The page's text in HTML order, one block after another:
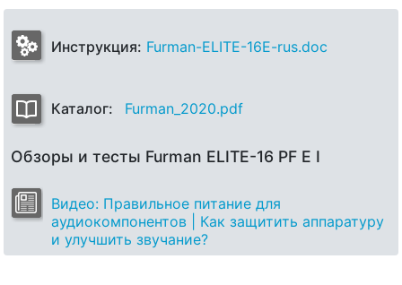
Инструкция: Furman-ELITE-16E-rus.doc
Каталог: Furman_2020.pdf
Обзоры и тесты Furman ELITE-16 PF E I
Видео: Правильное питание для
аудиокомпонентов | Как защитить аппаратуру
и улучшить звучание?